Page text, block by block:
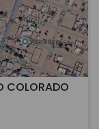
COLORADO